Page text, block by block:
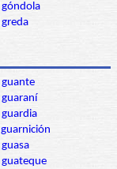
góndola
greda
guante
guaraní
guardia
guarnición
guasa
guateque